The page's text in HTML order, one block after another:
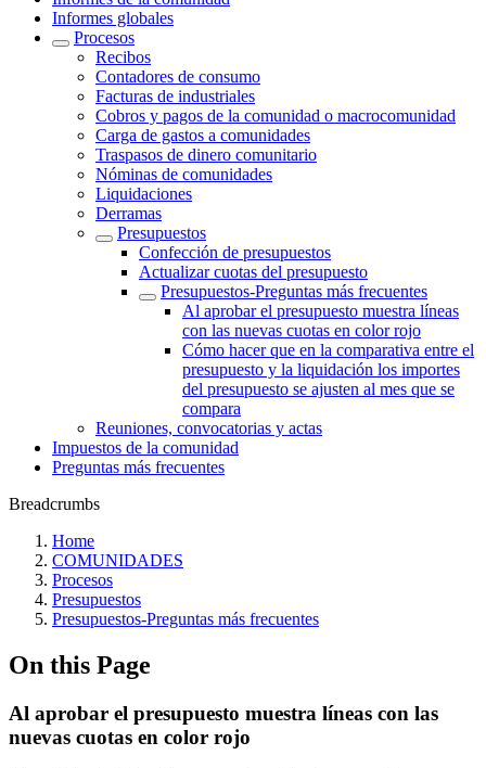
Informes globales
Procesos
Recibos
Contadores de consumo
Facturas de industriales
Cobros y pagos de la comunidad o macrocomunidad
Carga de gastos a comunidades
Traspasos de dinero comunitario
Nóminas de comunidades
Liquidaciones
Derramas
Presupuestos
Confección de presupuestos
Actualizar cuotas del presupuesto
Presupuestos-Preguntas más frecuentes
Al aprobar el presupuesto muestra líneas
con las nuevas cuotas en color rojo
Cómo hacer que en la comparativa entre el
presupuesto y la liquidación los importes
del presupuesto se ajusten al mes que se
compara
Reuniones, convocatorias y actas
Impuestos de la comunidad
Preguntas más frecuentes
Breadcrumbs
Home
COMUNIDADES
Procesos
Presupuestos
Presupuestos-Preguntas más frecuentes
On this Page
Al aprobar el presupuesto muestra líneas con las
nuevas cuotas en color rojo